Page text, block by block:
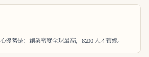
優勢是：創業密度全球最高，8200 人才管線。